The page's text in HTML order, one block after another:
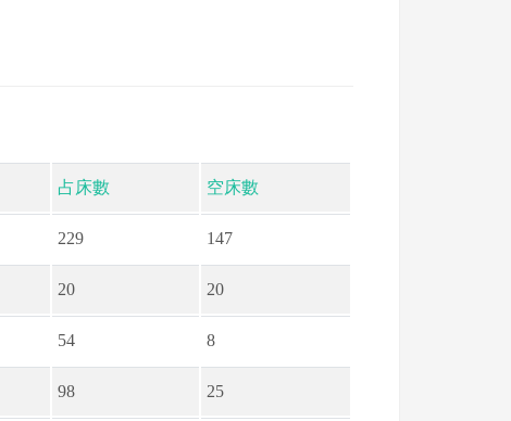
占床數 空床數
229 147
20 20
54 8
98 25